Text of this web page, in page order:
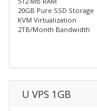
20GB Pure SSD Storage
KVM Virtualization
2TB/Month Bandwidth
U VPS 1GB